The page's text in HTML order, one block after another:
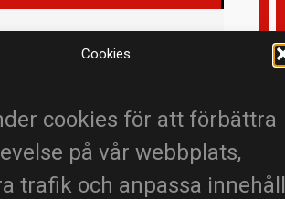
Cookies
cookies för att förbättra
på vår webbplats,
trafik och anpassa
technology tutorial tuts
website
ADS